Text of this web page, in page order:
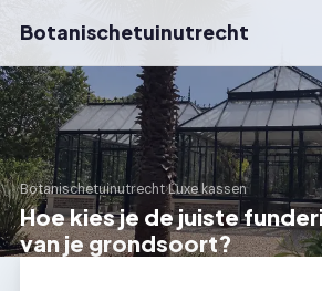
Botanischetuinutrecht
Botanischetuinutrecht›Luxe kassen
Hoe kies je de juiste
van je grondsoort?